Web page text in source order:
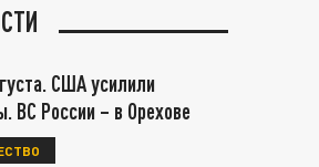
США усилили
ВС России – в Орехове